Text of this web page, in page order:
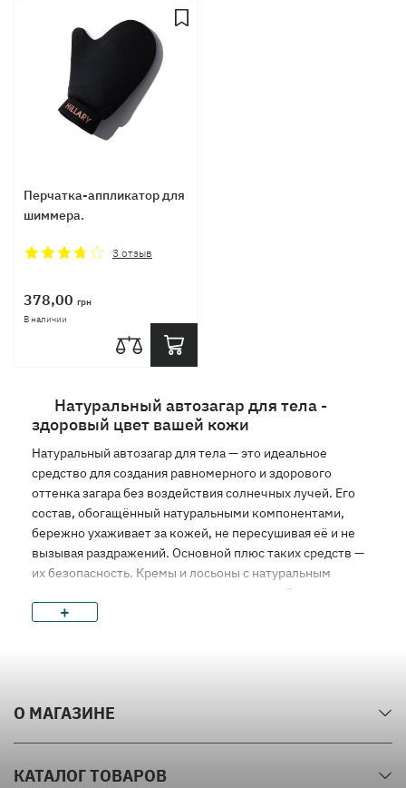
Перчатка-аппликатор для
шиммера.
3 отзыв
378,00 грн
В наличии
Натуральный автозагар для тела -
здоровый цвет вашей кожи
Натуральный автозагар для тела — это идеальное
средство для создания равномерного и здорового
оттенка загара без воздействия солнечных лучей. Его
состав, обогащённый натуральными компонентами,
бережно ухаживает за кожей, не пересушивая её и не
вызывая раздражений. Основной плюс таких средств —
их безопасность. Кремы и лосьоны с натуральным
составом подходят для всех типов кожи, обеспечивая
лёгкий и естественный загар. Равномерное нанесение
желаемый результат. Выбирайте натуральные средства с
+
О МАГАЗИНЕ
КАТАЛОГ ТОВАРОВ